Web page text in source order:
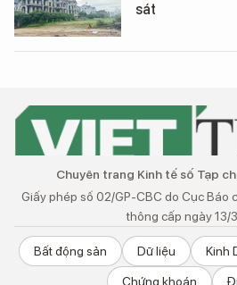
sát
Chuyên trang Kinh tế số Tạp
Giấy phép số 02/GP-CBC do Cục Báo
thông cấp ngày 13/
Bất động sản Dữ liệu Kinh
Chứng khoán